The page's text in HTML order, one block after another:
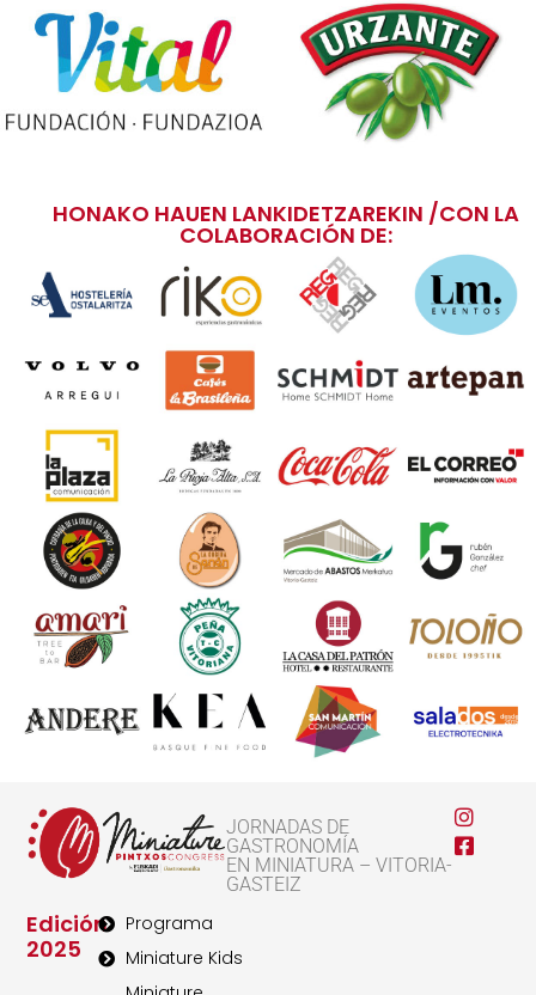
HONAKO HAUEN LANKIDETZAREKIN /CON LA
COLABORACIÓN DE:
JORNADAS DE
GASTRONOMÍA
EN MINIATURA – VITORIA-
GASTEIZ
Edición
2025
Programa
Miniature Kids